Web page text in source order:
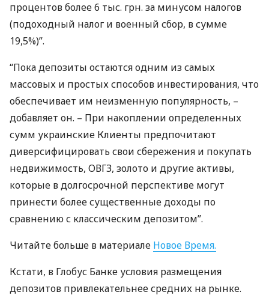
процентов более 6 тыс. грн. за минусом налогов
(подоходный налог и военный сбор, в сумме
19,5%)”.
“Пока депозиты остаются одним из самых
массовых и простых способов инвестирования, что
обеспечивает им неизменную популярность, –
добавляет он. – При накоплении определенных
сумм украинские Клиенты предпочитают
диверсифицировать свои сбережения и покупать
недвижимость, ОВГЗ, золото и другие активы,
которые в долгосрочной перспективе могут
принести более существенные доходы по
сравнению с классическим депозитом”.
Читайте больше в материале Новое Время.
Кстати, в Глобус Банке условия размещения
депозитов привлекательнее средних на рынке.